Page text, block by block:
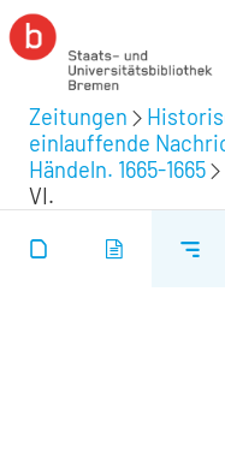
Zeitungen
einlauffende
Händeln. 1665-1665
VI.